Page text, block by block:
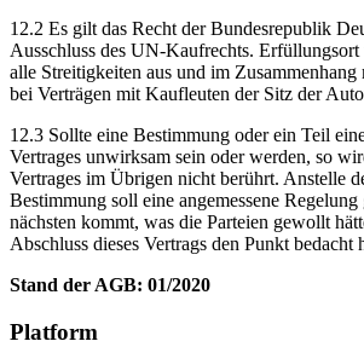
12.2 Es gilt das Recht der Bundesrepublik
Ausschluss des UN-Kaufrechts.
alle Streitigkeiten aus und im Zusammenhang
bei Verträgen mit Kaufleuten der Sitz der
12.3 Sollte eine Bestimmung oder ein Teil
Vertrages unwirksam sein oder werden, so
Vertrages im Übrigen nicht berührt. Anstelle
Bestimmung soll eine angemessene
nächsten kommt, was die Parteien gewollt
Abschluss dieses Vertrags den Punkt bedacht
Stand der AGB: 01/2020
Platform